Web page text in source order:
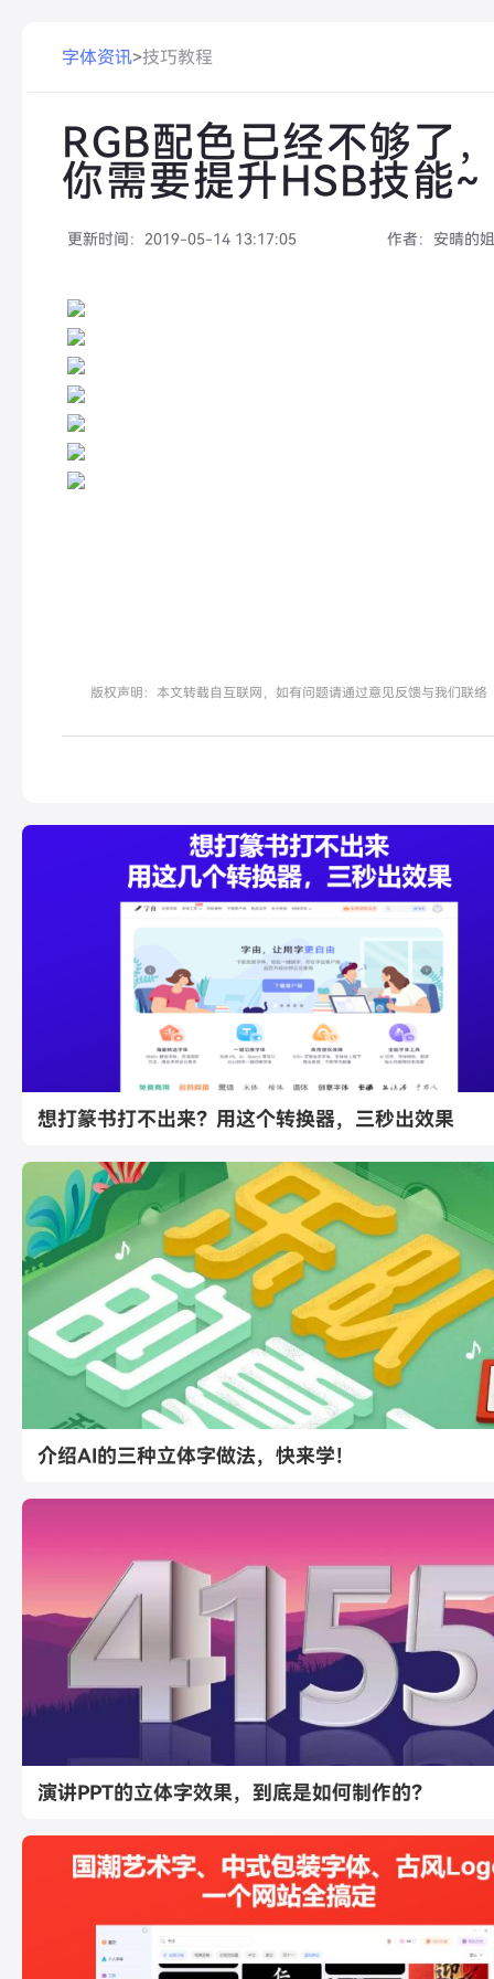
字体资讯>技巧教程
RGB配色已经不够了
你需要提升HSB技能~
更新时间： 2019-05-14 13:17:05 作者： 安晴的
版权声明：本文转载自互联网，如有问题请通过意见反馈与我们联络
想打篆书打不出来？用这个转换器，三秒出效果
介绍AI的三种立体字做法，快来学！
演讲PPT的立体字效果，到底是如何制作的？